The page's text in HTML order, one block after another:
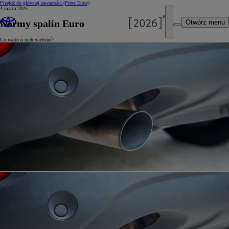
Przejdź do głównej zawartości (Press Enter)
Otwórz menu
4 marca 2025
Normy spalin Euro
Co warto o nich wiedzieć?